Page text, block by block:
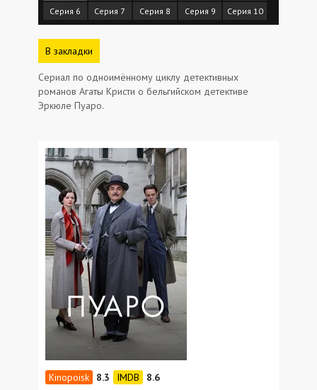
Серия 6
Серия 7 Серия 8 Серия 9 Серия 10
В закладки
Сериал по одноимённому циклу детективных
романов Агаты Кристи о бельгийском детективе
Эркюле Пуаро.
8.3
8.6